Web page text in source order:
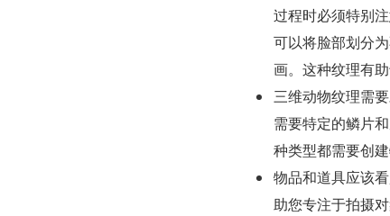
过程时必须特别
可以将脸部划分
画。这种纹理有
三维动物纹理需
需要特定的鳞片
种类型都需要创建
物品和道具应该
助您专注于拍摄